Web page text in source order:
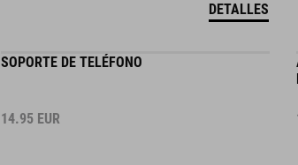
DETALLES
SOPORTE DE TELÉFONO
14.95 EUR